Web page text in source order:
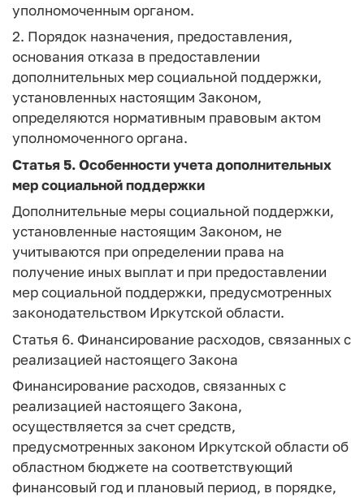
уполномоченным органом.
2. Порядок назначения, предоставления,
основания отказа в предоставлении
дополнительных мер социальной поддержки,
установленных настоящим Законом,
определяются нормативным правовым актом
уполномоченного органа.
Статья 5.Особенности учета дополнительных
мер социальной поддержки
Дополнительные меры социальной поддержки,
установленные настоящим Законом, не
учитываются при определении права на
получение иных выплат и при предоставлении
мер социальной поддержки, предусмотренных
законодательством Иркутской области.
Статья 6. Финансирование расходов, связанных с
реализацией настоящего Закона
Финансирование расходов, связанных с
реализацией настоящего Закона,
осуществляется за счет средств,
предусмотренных законом Иркутской области об
областном бюджете на соответствующий
финансовый год и плановый период, в порядке,